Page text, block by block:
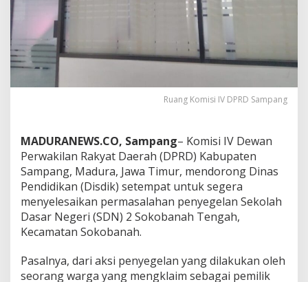
Ruang Komisi IV DPRD Sampang
MADURANEWS.CO, Sampang– Komisi IV Dewan
Perwakilan Rakyat Daerah (DPRD) Kabupaten
Sampang, Madura, Jawa Timur, mendorong Dinas
Pendidikan (Disdik) setempat untuk segera
menyelesaikan permasalahan penyegelan Sekolah
Dasar Negeri (SDN) 2 Sokobanah Tengah,
Kecamatan Sokobanah.
Pasalnya, dari aksi penyegelan yang dilakukan oleh
seorang warga yang mengklaim sebagai pemilik